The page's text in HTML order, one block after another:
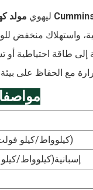
ليهوي
واستهلاك منخفض
إلى طاقة احتياطية أو
PRP(كيلوواط/كيلو فولت أمبير)
إسبانية(كيلوواط/